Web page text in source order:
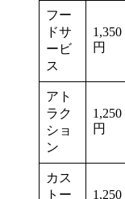
フー
ドサ
ービ
ス
1,350
円
アト
ラク
ショ
ン
1,250
円
カス
トー
1,250